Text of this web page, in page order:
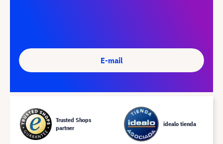
E-mail
Trusted Shops
partner
idealo tienda